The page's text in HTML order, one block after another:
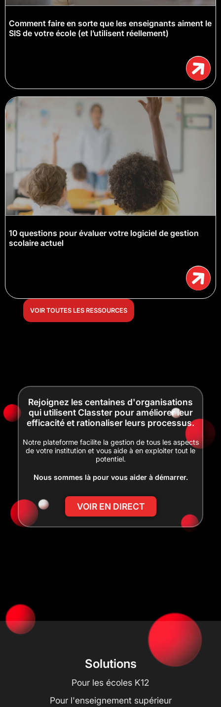
Comment faire en sorte que les enseignants aiment le
SIS de votre école (et l’utilisent réellement)
10 questions pour évaluer votre logiciel de gestion
scolaire actuel
VOIR TOUTES LES RESSOURCES
Rejoignez les centaines d'organisations
qui utilisent Classter pour améliorer leur
efficacité et rationaliser leurs processus.
Notre plateforme facilite la gestion de tous les aspects
de votre institution et vous aide à en exploiter tout le
potentiel.
Nous sommes là pour vous aider à démarrer.
VOIR EN DIRECT
Solutions
Pour les écoles K12
Pour l'enseignement supérieur